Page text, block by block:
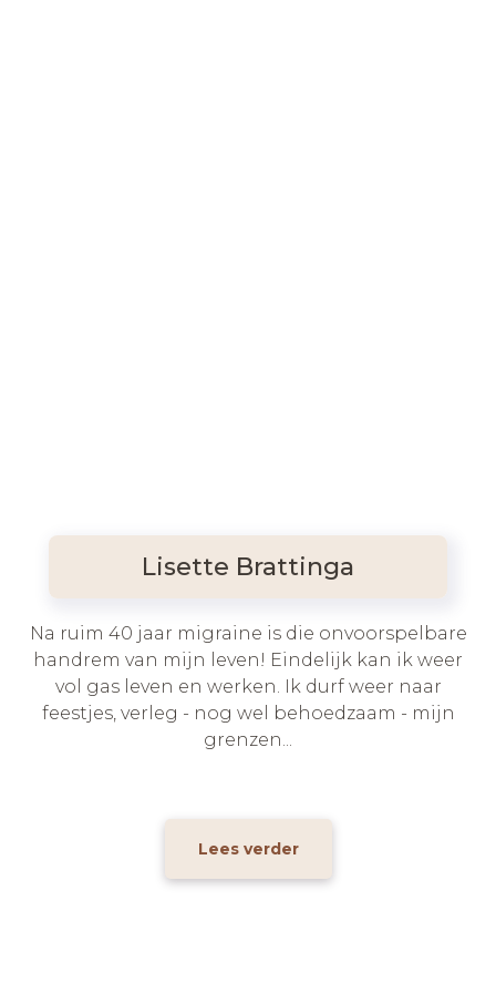
Lisette Brattinga
Na ruim 40 jaar migraine is die onvoorspelbare
handrem van mijn leven! Eindelijk kan ik weer
vol gas leven en werken. Ik durf weer naar
feestjes, verleg - nog wel behoedzaam - mijn
grenzen...
Lees verder